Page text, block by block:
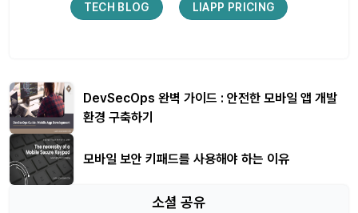
TECH BLOG LIAPP PRICING
DevSecOps 완벽 가이드 : 안전한 모바일 앱 개발
환경 구축하기
모바일 보안 키패드를 사용해야 하는 이유
소셜 공유